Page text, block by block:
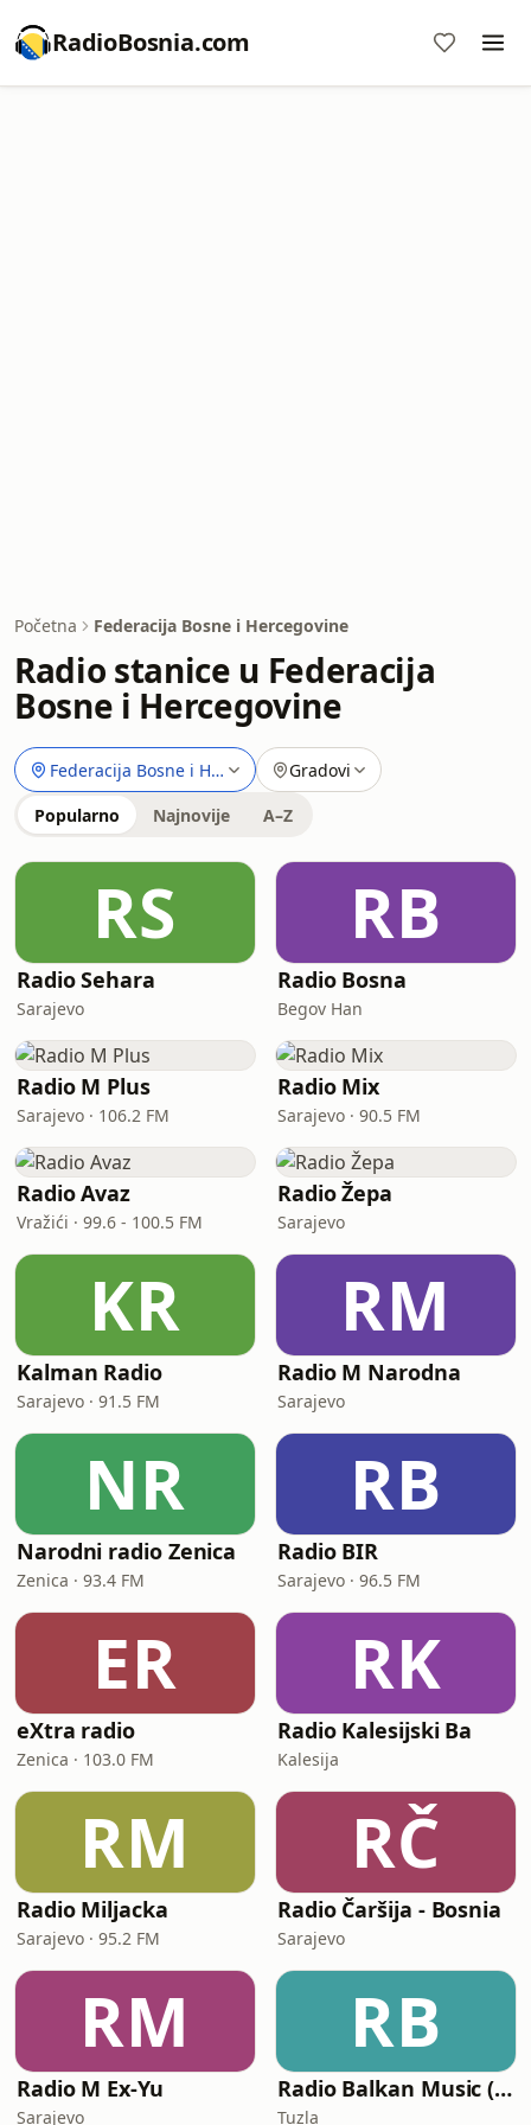
RadioBosnia.com
Početna Federacija Bosne i Hercegovine
Radio stanice u Federacija
Bosne i Hercegovine
Federacija Bosne i HercegovineGradovi
Popularno Najnovije A–Z
RS
Radio Sehara
Sarajevo
RB
Radio Bosna
Begov Han
Radio M Plus
Sarajevo · 106.2 FM
Radio Mix
Sarajevo · 90.5 FM
Radio Avaz
Vražići · 99.6 - 100.5 FM
Radio Žepa
Sarajevo
KR
Kalman Radio
Sarajevo · 91.5 FM
RM
Radio M Narodna
Sarajevo
NR
Narodni radio Zenica
Zenica · 93.4 FM
RB
Radio BIR
Sarajevo · 96.5 FM
ER
eXtra radio
Zenica · 103.0 FM
RK
Radio Kalesijski Ba
Kalesija
RM
Radio Miljacka
Sarajevo · 95.2 FM
RČ
Radio Čaršija - Bosnia
Sarajevo
RM
Radio M Ex-Yu
Sarajevo
RB
Radio Balkan Music (BIH)
Tuzla